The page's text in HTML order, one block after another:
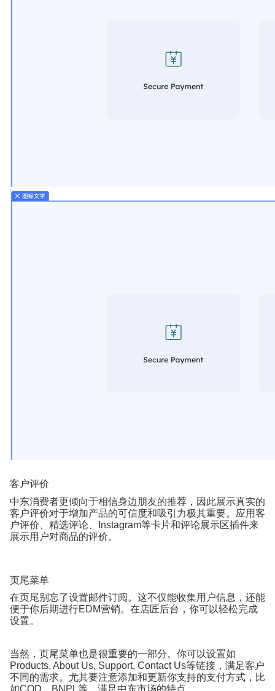
客户评价
中东消费者更倾向于相信身边朋友的推荐，因此展示真实的
客户评价对于增加产品的可信度和吸引力极其重要。应用客
户评价、精选评论、
Instagram等卡片和评论展示区插件来
展示用户对商品的评价。
页尾菜单
在页尾别忘了设置邮件订阅。这不仅能收集用户信息，还能
便于你后期进行EDM营销。在店匠后台，你可以轻松完成
设置。
当然，页尾菜单也是很重要的一部分。你可以设置如
Products, About Us, Support, Contact Us等链接，满足客户
不同的需求。尤其要注意添加和更新你支持的支付方式，比